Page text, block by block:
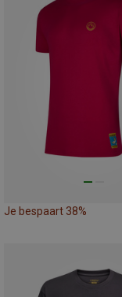
Je bespaart 38%